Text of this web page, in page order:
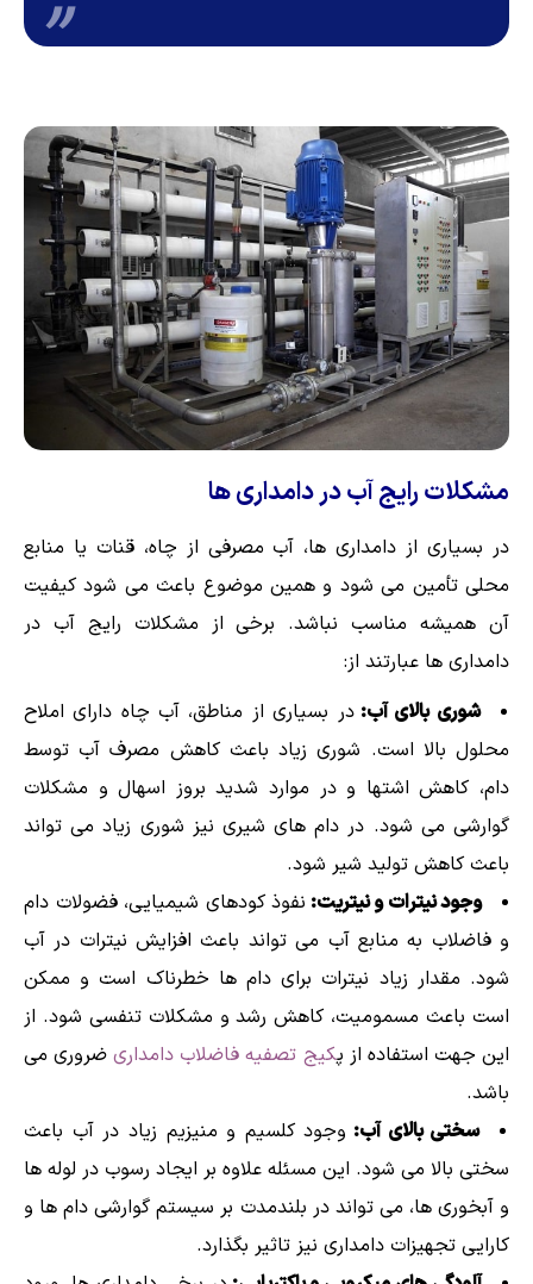
مشکلات رایج آب در دامداری ها
در بسیاری از دامداری ها، آب مصرفی از چاه، قنات یا منابع
محلی تأمین می شود و همین موضوع باعث می شود کیفیت
آن همیشه مناسب نباشد. برخی از مشکلات رایج آب در
دامداری ها عبارتند از:
شوری بالای آب:در بسیاری از مناطق، آب چاه دارای املاح
محلول بالا است. شوری زیاد باعث کاهش مصرف آب توسط
دام، کاهش اشتها و در موارد شدید بروز اسهال و مشکلات
گوارشی می شود. در دام های شیری نیز شوری زیاد می تواند
باعث کاهش تولید شیر شود.
وجود نیترات و نیتریت: نفوذ کودهای شیمیایی، فضولات دام
و فاضلاب به منابع آب می تواند باعث افزایش نیترات در آب
شود. مقدار زیاد نیترات برای دام ها خطرناک است و ممکن
است باعث مسمومیت، کاهش رشد و مشکلات تنفسی شود. از
این جهت استفاده از پکیج تصفیه فاضلاب دامداریضروری می
باشد.
سختی بالای آب: وجود کلسیم و منیزیم زیاد در آب باعث
سختی بالا می شود. این مسئله علاوه بر ایجاد رسوب در لوله ها
و آبخوری ها، می تواند در بلندمدت بر سیستم گوارشی دام ها و
کارایی تجهیزات دامداری نیز تاثیر بگذارد.